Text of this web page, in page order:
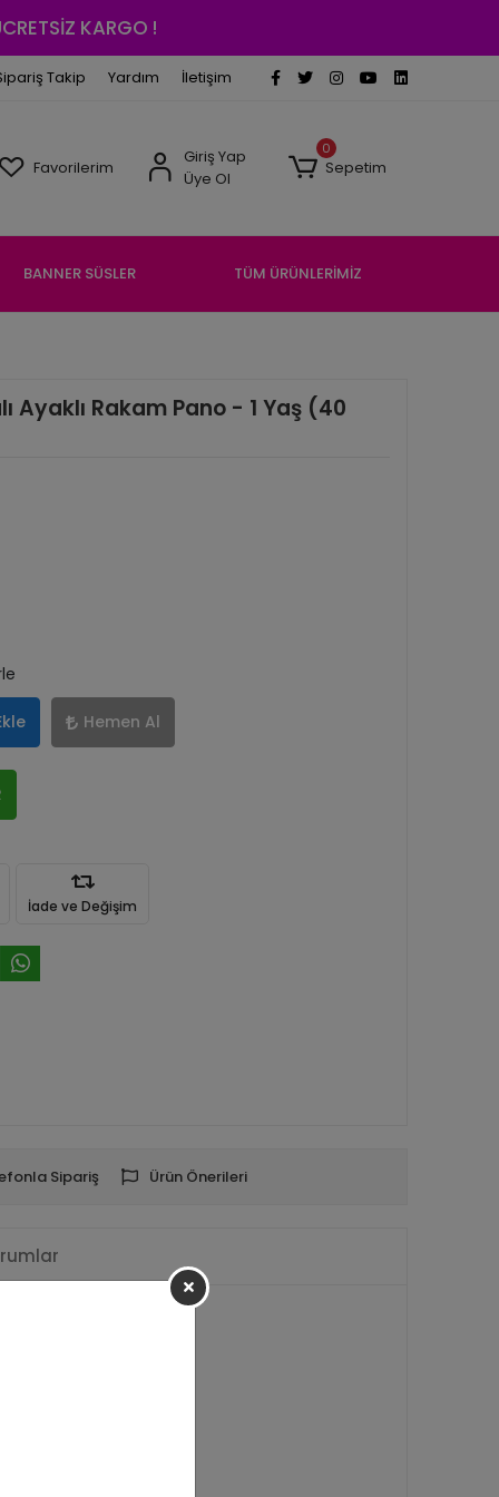
KARGO !
Takip Yardım İletişim
Favorilerim
Giriş Yap
Üye Ol
0
Sepetim
BANNER SÜSLER TÜM ÜRÜNLERİMİZ
Ayaklı Rakam Pano - 1 Yaş (40
Hemen Al
İade ve Değişim
Sipariş Ürün Önerileri
gönderilir.